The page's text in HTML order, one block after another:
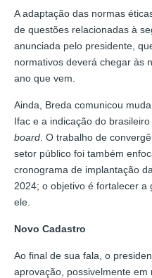
A adaptação das normas
de questões relacionadas à
anunciada pelo presidente,
normativos deverá chegar às
ano que vem.
Ainda, Breda comunicou
Ifac e a indicação do
board . O trabalho de
setor público foi também
cronograma de implantação
2024; o objetivo é fortalecer a
ele.
Novo Cadastro
Ao final de sua fala, o
aprovação, possivelmente